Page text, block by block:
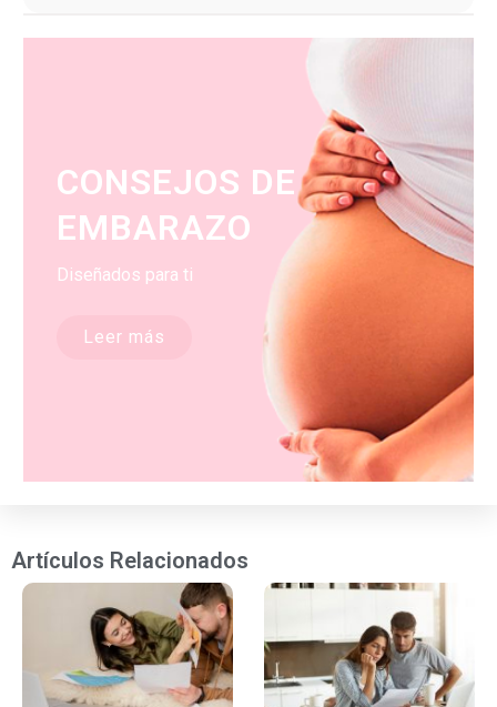
CONSEJOS DE
EMBARAZO
Diseñados para ti
Leer más
Artículos Relacionados